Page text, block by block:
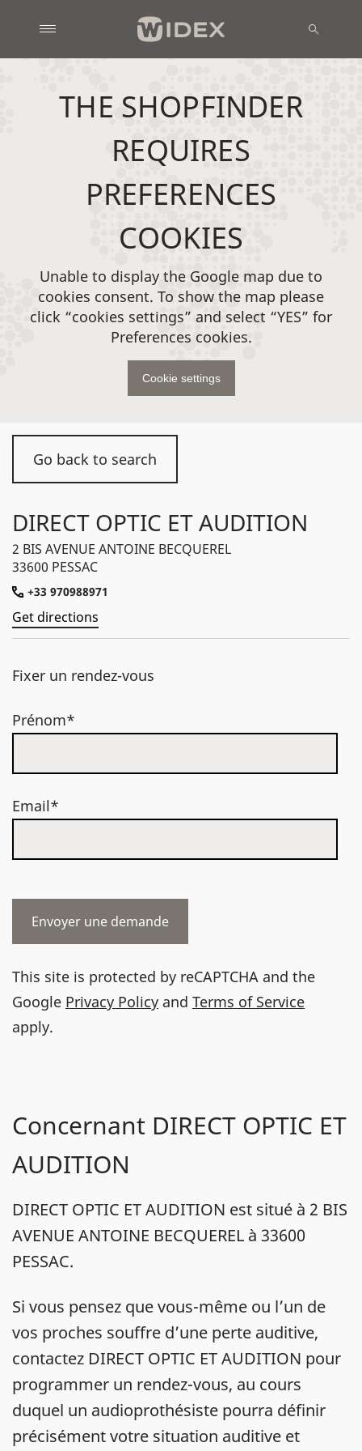
Go back to search
DIRECT OPTIC ET AUDITION
2 BIS AVENUE ANTOINE BECQUEREL
33600 PESSAC
+33 970988971
Get directions
Fixer un rendez-vous
Prénom*
Email*
This site is protected by reCAPTCHA and the
Google Privacy Policy and Terms of Service
apply.
Concernant DIRECT OPTIC ET
AUDITION
DIRECT OPTIC ET AUDITION est situé à 2 BIS
AVENUE ANTOINE BECQUEREL à 33600
PESSAC.
Si vous pensez que vous-même ou l’un de
vos proches souffre d’une perte auditive,
contactez DIRECT OPTIC ET AUDITION pour
programmer un rendez-vous, au cours
duquel un audioprothésiste pourra définir
précisément votre situation auditive et
THE SHOPFINDER
REQUIRES
PREFERENCES
COOKIES
Unable to display the Google map due to
cookies consent. To show the map please
click “cookies settings” and select “YES” for
Preferences cookies.
Cookie settings